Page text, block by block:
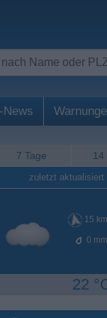
News
7 Tage 14
zuletzt aktualisiert
15
0
22